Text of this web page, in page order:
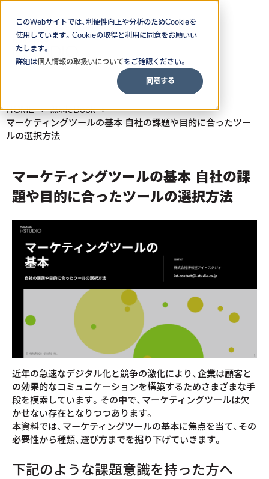
このWebサイトでは、利便性向上や分析のためCookieを
使用しています。Cookieの取得と利用に同意をお願いい
たします。
詳細は個人情報の取扱いについてをご確認ください。
同意する
HOME
無料eBook
マーケティングツールの基本 自社の課題や目的に合ったツー
ルの選択方法
マーケティングツールの基本 自社の課
題や目的に合ったツールの選択方法
近年の急速なデジタル化と競争の激化により、企業は顧客と
の効果的なコミュニケーションを構築するためさまざまな手
段を模索しています。その中で、マーケティングツールは欠
かせない存在となりつつあります。
本資料では、マーケティングツールの基本に焦点を当て、その
必要性から種類、選び方までを掘り下げていきます。
下記のような課題意識を持った方へ